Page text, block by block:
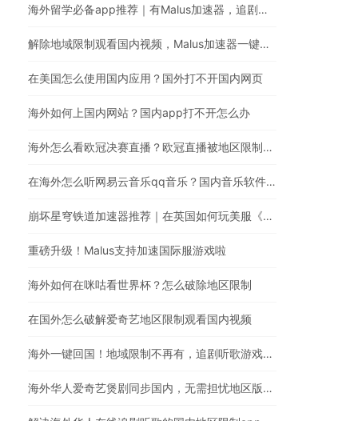
海外留学必备app推荐｜有Malus加速器，追剧听歌游戏不用愁
解除地域限制观看国内视频，Malus加速器一键解决海外党烦恼
在美国怎么使用国内应用？国外打不开国内网页
海外如何上国内网站？国内app打不开怎么办
海外怎么看欧冠决赛直播？欧冠直播被地区限制？在国外怎么看国内视频
在海外怎么听网易云音乐qq音乐？国内音乐软件有版权限制解决方法
崩坏星穹铁道加速器推荐｜在英国如何玩美服《崩坏：星穹铁道》
重磅升级！Malus支持加速国际服游戏啦
海外如何在咪咕看世界杯？怎么破除地区限制
在国外怎么破解爱奇艺地区限制观看国内视频
海外一键回国！地域限制不再有，追剧听歌游戏全都行
海外华人爱奇艺煲剧同步国内，无需担忧地区版权限制